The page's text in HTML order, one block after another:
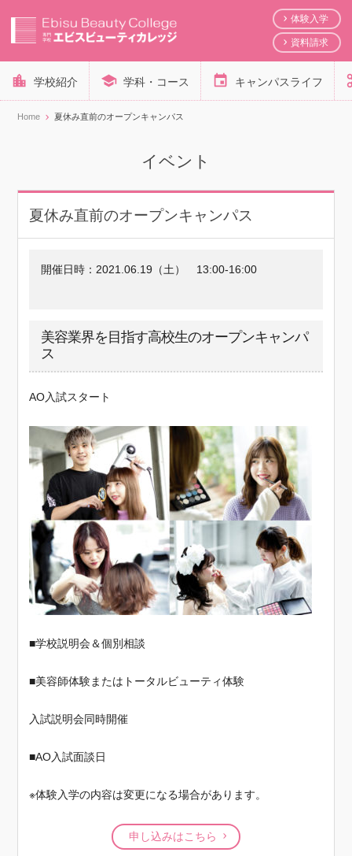
体験入学
資料請求
学校紹介 学科・コース キャンパスライフ
Home 夏休み直前のオープンキャンパス
イベント
夏休み直前のオープンキャンパス
開催日時： 2021.06.19（土） 13:00-16:00
美容業界を目指す高校生のオープンキャンパ
ス
AO入試スタート
■学校説明会＆個別相談
■美容師体験またはトータルビューティ体験
入試説明会同時開催
■AO入試面談日
※体験入学の内容は変更になる場合があります。
申し込みはこちら